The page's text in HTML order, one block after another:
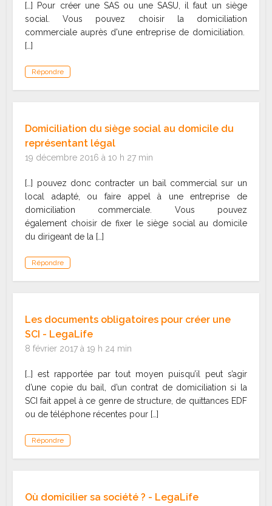
[…] Pour créer une SAS ou une SASU, il faut un siège
social. Vous pouvez choisir la domiciliation
commerciale auprès d'une entreprise de domiciliation.
[…]
Répondre
Domiciliation du siège social au domicile du
représentant légal
19 décembre 2016 à 10 h 27 min
[…] pouvez donc contracter un bail commercial sur un
local adapté, ou faire appel à une entreprise de
domiciliation commerciale. Vous pouvez
également choisir de fixer le siège social au domicile
du dirigeant de la […]
Répondre
Les documents obligatoires pour créer une
SCI - LegaLife
8 février 2017 à 19 h 24 min
[…] est rapportée par tout moyen puisqu’il peut s’agir
d’une copie du bail, d’un contrat de domiciliation si la
SCI fait appel à ce genre de structure, de quittances EDF
ou de téléphone récentes pour […]
Répondre
Où domicilier sa société ? - LegaLife